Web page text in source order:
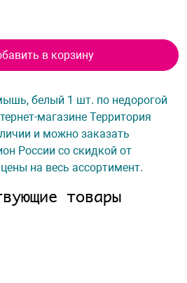
в корзину
белый 1 шт. по недорогой
магазине Территория
и можно заказать
России со скидкой от
на весь ассортимент.
товары